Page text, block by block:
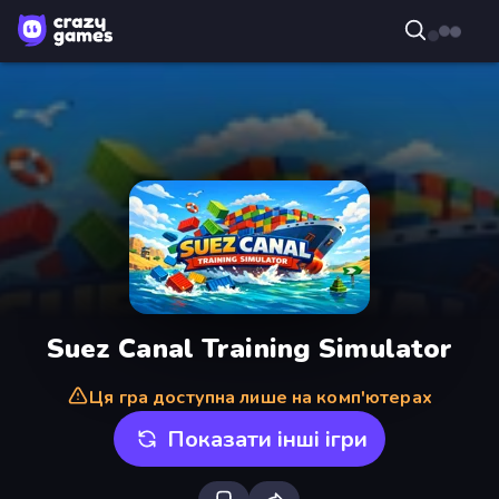
Suez Canal Training Simulator
Ця гра доступна лише на комп'ютерах
Показати інші ігри